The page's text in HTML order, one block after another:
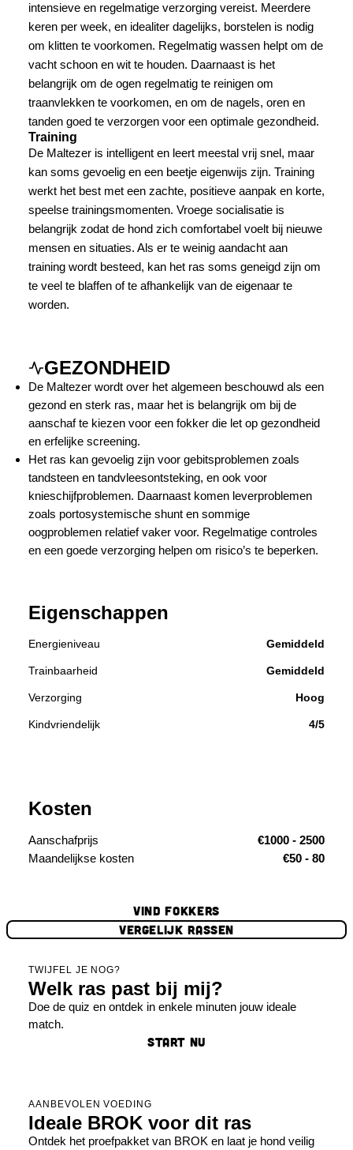
intensieve en regelmatige verzorging vereist. Meerdere
keren per week, en idealiter dagelijks, borstelen is nodig
om klitten te voorkomen. Regelmatig wassen helpt om de
vacht schoon en wit te houden. Daarnaast is het
belangrijk om de ogen regelmatig te reinigen om
traanvlekken te voorkomen, en om de nagels, oren en
tanden goed te verzorgen voor een optimale gezondheid.
Training
De Maltezer is intelligent en leert meestal vrij snel, maar
kan soms gevoelig en een beetje eigenwijs zijn. Training
werkt het best met een zachte, positieve aanpak en korte,
speelse trainingsmomenten. Vroege socialisatie is
belangrijk zodat de hond zich comfortabel voelt bij nieuwe
mensen en situaties. Als er te weinig aandacht aan
training wordt besteed, kan het ras soms geneigd zijn om
te veel te blaffen of te afhankelijk van de eigenaar te
worden.
GEZONDHEID
De Maltezer wordt over het algemeen beschouwd als een
gezond en sterk ras, maar het is belangrijk om bij de
aanschaf te kiezen voor een fokker die let op gezondheid
en erfelijke screening.
Het ras kan gevoelig zijn voor gebitsproblemen zoals
tandsteen en tandvleesontsteking, en ook voor
knieschijfproblemen. Daarnaast komen leverproblemen
zoals portosystemische shunt en sommige
oogproblemen relatief vaker voor. Regelmatige controles
en een goede verzorging helpen om risico’s te beperken.
Eigenschappen
Energieniveau Gemiddeld
Trainbaarheid Gemiddeld
Verzorging Hoog
Kindvriendelijk 4/5
Kosten
Aanschafprijs
€1000 - 2500
Maandelijkse kosten
€50 - 80
VIND FOKKERS
VERGELIJK RASSEN
TWIJFEL JE NOG?
Welk ras past bij mij?
Doe de quiz en ontdek in enkele minuten jouw ideale
match.
START NU
AANBEVOLEN VOEDING
Ideale BROK voor dit ras
Ontdek het proefpakket van BROK en laat je hond veilig